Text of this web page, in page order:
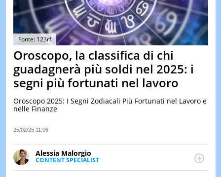
& TV
QUIZ
&
TEST
LE
DI
IERI
Fonte: 123rf
Oroscopo, la classifica di chi
guadagnerà più soldi nel 2025: i
segni più fortunati nel lavoro
Oroscopo 2025: I Segni Zodiacali Più Fortunati nel Lavoro e
nelle Finanze
25/02/25 11:06
Alessia Malorgio
CONTENT SPECIALIST
Ha conseguito un Master in Marketing Management